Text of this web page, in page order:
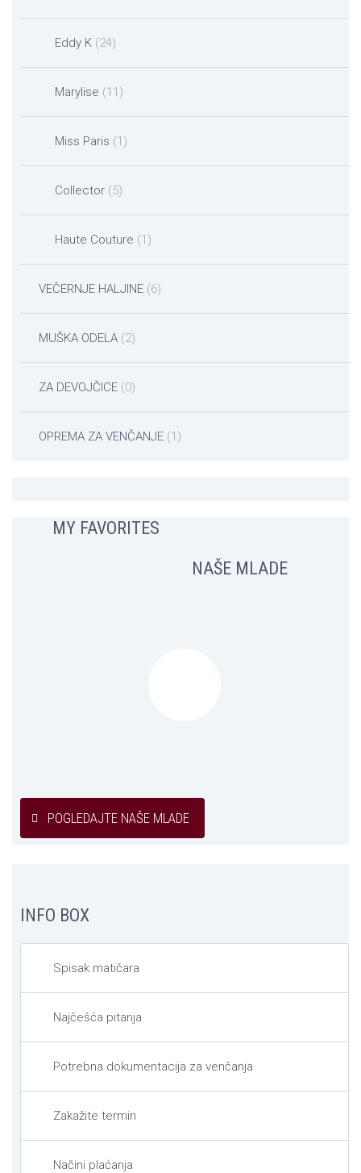
Eddy K (24)
Marylise (11)
Miss Paris (1)
Collector (5)
Haute Couture (1)
VEČERNJE HALJINE (6)
MUŠKA ODELA (2)
ZA DEVOJČICE (0)
OPREMA ZA VENČANJE (1)
MY FAVORITES
NAŠE MLADE
POGLEDAJTE NAŠE MLADE
INFO BOX
Spisak matičara
Najčešća pitanja
Potrebna dokumentacija za venčanja
Zakažite termin
Načini plaćanja